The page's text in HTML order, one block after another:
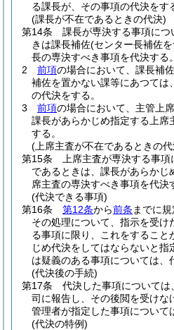
る課長が、その事項の代決をす
(課長が不在であるときの代決)
第14条
課長が専決する事項につ
きは課長補佐(センター長補佐
長の専決すべき事項を代決する。
2
前項の場合において、課長補
補佐を置かない課等にあつては
の代決をする。
3
前項の場合において、主管上
課長があらかじめ指定する上席
する。
(上席主査が不在であるときの
第15条
上席主査が専決する事
であるときは、課長があらかじ
席主査の専決すべき事項を代決
(代決できる事項)
第16条
第12条から前条 までに
その処理について、指示を受け
る事項に限り、これをすること
じめ代決をしてはならないと指
は疑義のある事項については、
(代決後の手続)
第17条
代決した事項について
司に報告し、その後閲を受けな
管理者が指定した事項について
(代決の特例)